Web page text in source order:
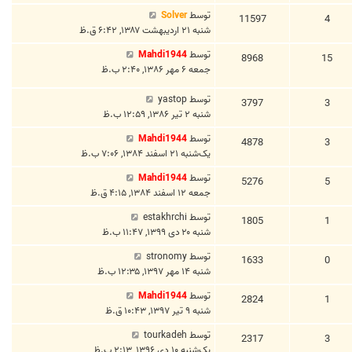
4
11597 توسطSolver
شنبه ۲۱ اردیبهشت ۱۳۸۷, ۶:۴۲ ق.ظ
15
8968 توسطMahdi1944
جمعه ۶ مهر ۱۳۸۶, ۲:۴۰ ب.ظ
3
3797 توسطyastop
شنبه ۲ تیر ۱۳۸۶, ۱۲:۵۹ ب.ظ
3
4878 توسطMahdi1944
یک‌شنبه ۲۱ اسفند ۱۳۸۴, ۷:۰۶ ب.ظ
5
5276 توسطMahdi1944
جمعه ۱۲ اسفند ۱۳۸۴, ۴:۱۵ ق.ظ
1
1805 توسط estakhrchi
شنبه ۲۰ دی ۱۳۹۹, ۱۱:۴۷ ب.ظ
0
1633 توسطstronomy
شنبه ۱۴ مهر ۱۳۹۷, ۱۲:۳۵ ب.ظ
1
2824 توسطMahdi1944
شنبه ۹ تیر ۱۳۹۷, ۱۰:۴۳ ق.ظ
3
2317 توسط tourkadeh